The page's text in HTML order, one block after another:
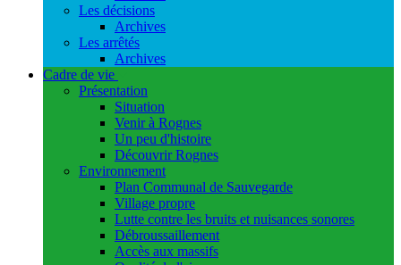
Les décisions
Archives
Les arrêtés
Archives
Cadre de vie
Présentation
Situation
Venir à Rognes
Un peu d'histoire
Découvrir Rognes
Environnement
Plan Communal de Sauvegarde
Village propre
Lutte contre les bruits et nuisances sonores
Débroussaillement
Accès aux massifs